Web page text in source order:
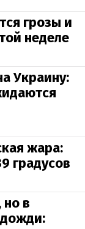
грозы и
неделе
Украину:
жара:
градусов
но в
дожди: